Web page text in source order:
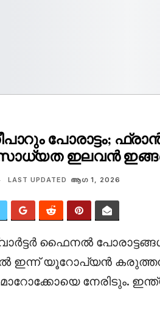
പോരാട്ടം;
സാധ്യത ഇലവൻ
LAST UPDATED ആഗ 1, 2026
ഫൈനൽ
ഇന്ന് യൂറോപ്യൻ
നേരിടും.